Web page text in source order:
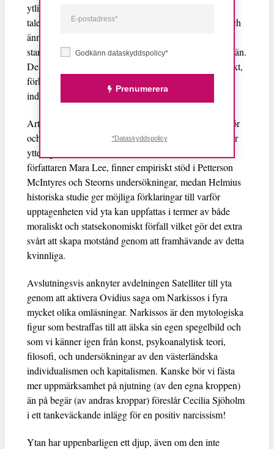
ytliga fenomen, genom samlingstermen mode, i 1700-
talets Sverige blir av intresse för hela nationen. Här, och
ännu längre bakåt vilket Helmius visar, är det ytliga
starkt kopplat till det kvinnliga, även när det bärs av män.
Dessutom är det ytliga-kvinnliga naturligtvis omoraliskt,
förkastligt och i största allmänhet av ondo både för
individen och för staten.
Artiklarna i temanumret talar på ett intrikat sätt både för
och emot varandra. Frågor som ställs i Dahls artikel får
ytterligare dimensioner i en dikt av forskaren och
författaren Mara Lee, finner empiriskt stöd i Petterson
McIntyres och Steorns undersökningar, medan Helmius
historiska studie ger möjliga förklaringar till varför
upptagenheten vid yta kan uppfattas i termer av både
moraliskt och statsekonomiskt förfall vilket gör det extra
svårt att skapa motstånd genom att framhävande av detta
kvinnliga.
Avslutningsvis anknyter avdelningen Satelliter till yta
genom att aktivera Ovidius saga om Narkissos i fyra
mycket olika omläsningar. Narkissos är den mytologiska
figur som bestraffas till att älska sin egen spegelbild och
som vi känner igen från konst, psykoanalytisk teori,
filosofi, och undersökningar av den västerländska
individualismen och kapitalismen. Kanske bör vi fästa
mer uppmärksamhet på njutning (av den egna kroppen)
än på begär (av andras kroppar) föreslår Cecilia Sjöholm
i ett tankeväckande inlägg för en positiv narcissism!
Ytan har uppenbarligen ett djup, även om den inte
Godkänn dataskyddspolicy*
Prenumerera
*Dataskyddspolicy